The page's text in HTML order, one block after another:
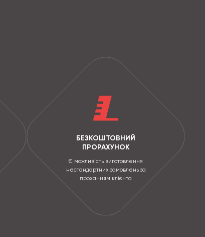
БЕЗКОШТОВНИЙ
ПРОРАХУНОК
Є можливість виготовлення
нестандартних замовлень за
проханням клієнта